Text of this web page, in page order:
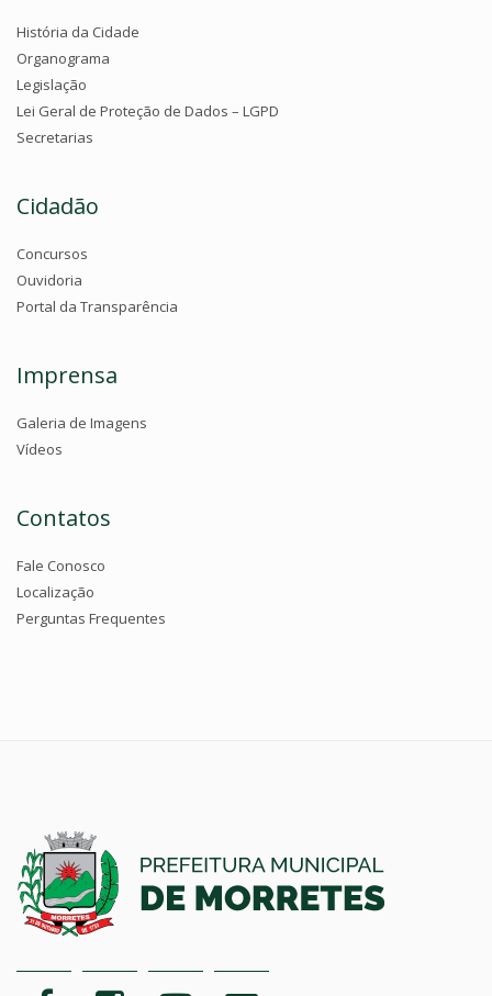
História da Cidade
Organograma
Legislação
Lei Geral de Proteção de Dados – LGPD
Secretarias
Cidadão
Concursos
Ouvidoria
Portal da Transparência
Imprensa
Galeria de Imagens
Vídeos
Contatos
Fale Conosco
Localização
Perguntas Frequentes